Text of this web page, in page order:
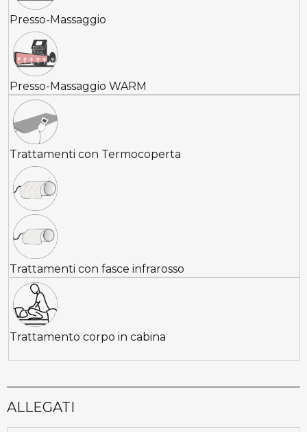
Presso-Massaggio
Presso-Massaggio WARM
Trattamenti con Termocoperta
Trattamenti con fasce infrarosso
Trattamento corpo in cabina
ALLEGATI